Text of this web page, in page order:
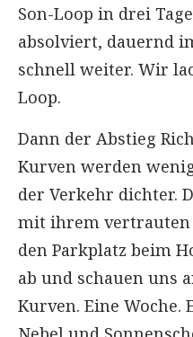
Son-Loop in drei
absolviert, dauernd
schnell weiter. Wir
Loop.
Dann der Abstieg
Kurven werden
der Verkehr dichter.
mit ihrem vertrauten
den Parkplatz beim
ab und schauen uns
Kurven. Eine Woche.